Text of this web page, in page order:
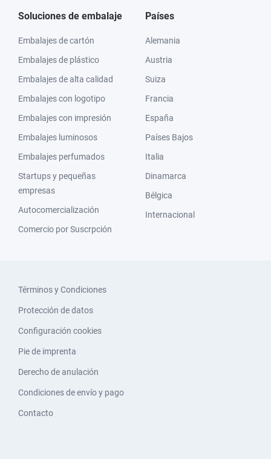
Soluciones de embalaje
Embalajes de cartón
Embalajes de plástico
Embalajes de alta calidad
Embalajes con logotipo
Embalajes con impresión
Embalajes luminosos
Embalajes perfumados
Startups y pequeñas
empresas
Autocomercialización
Comercio por Suscrpción
Países
Alemania
Austria
Suiza
Francia
España
Países Bajos
Italia
Dinamarca
Bélgica
Internacional
Términos y Condiciones
Protección de datos
Configuración cookies
Pie de imprenta
Derecho de anulación
Condiciones de envío y pago
Contacto